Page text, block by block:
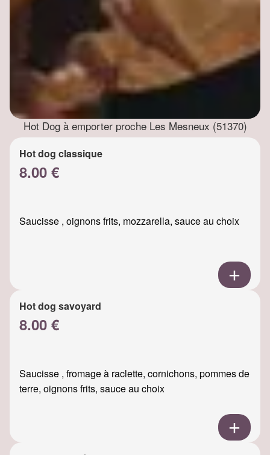
Hot Dog à emporter proche Les Mesneux (51370)
Hot dog classique
8.00 €
Saucisse , oignons frits, mozzarella, sauce au choix
Hot dog savoyard
8.00 €
Saucisse , fromage à raclette, cornichons, pommes de
terre, oignons frits, sauce au choix